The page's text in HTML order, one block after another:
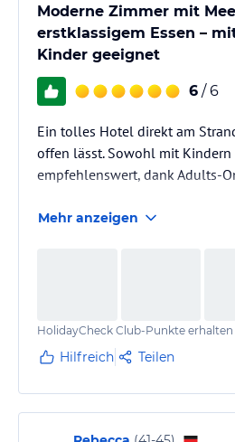
Moderne Zimmer mit
erstklassigem Essen –
Kinder geeignet
6 / 6
Ein tolles Hotel direkt am
offen lässt. Sowohl mit Kindern
empfehlenswert, dank Adults-
Mehr anzeigen
HolidayCheck Club-Punkte erhalten
Hilfreich Teilen